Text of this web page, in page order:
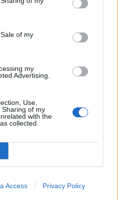
of my
my
Advertising.
Use,
of my
with the
collected.
Access Privacy Policy
DELLE FONTI (BA)
LOCALE ROMA